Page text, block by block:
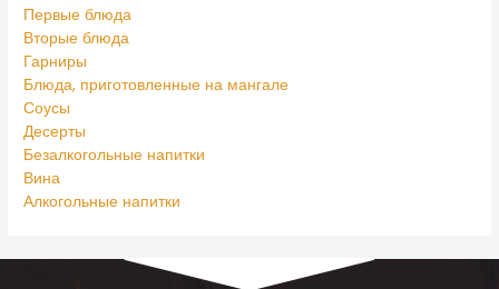
Первые блюда
Вторые блюда
Гарниры
Блюда, приготовленные на мангале
Соусы
Десерты
Безалкогольные напитки
Вина
Алкогольные напитки